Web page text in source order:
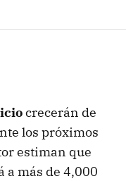
crecerán de
los próximos
estiman que
a más de 4,000